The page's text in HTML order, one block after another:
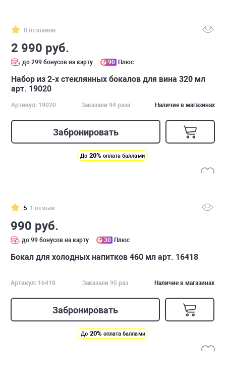
0 отзывов
2 990 руб.
до 299 бонусов на карту 90 Плюс
Набор из 2-х стеклянных бокалов для вина 320 мл
арт. 19020
Артикул: 19020 Заказали 94 раза Наличие в магазинах
Забронировать
До 20% оплата баллами
5 1 отзыв
990 руб.
до 99 бонусов на карту 30 Плюс
Бокал для холодных напитков 460 мл арт. 16418
Артикул: 16418 Заказали 95 раз Наличие в магазинах
Забронировать
До 20% оплата баллами